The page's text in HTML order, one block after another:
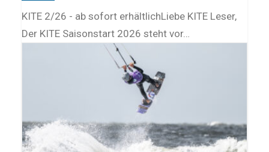
KITE 2/26 - ab sofort erhältlichLiebe KITE Leser,
Der KITE Saisonstart 2026 steht vor…